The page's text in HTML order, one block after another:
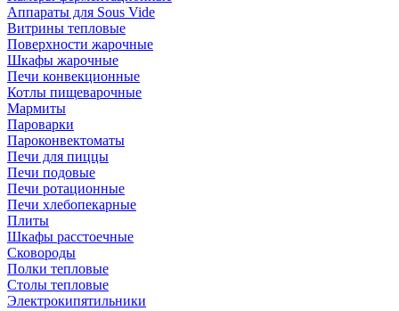
Аппараты для Sous Vide
Витрины тепловые
Поверхности жарочные
Шкафы жарочные
Печи конвекционные
Котлы пищеварочные
Мармиты
Пароварки
Пароконвектоматы
Печи для пиццы
Печи подовые
Печи ротационные
Печи хлебопекарные
Плиты
Шкафы расстоечные
Сковороды
Полки тепловые
Столы тепловые
Электрокипятильники